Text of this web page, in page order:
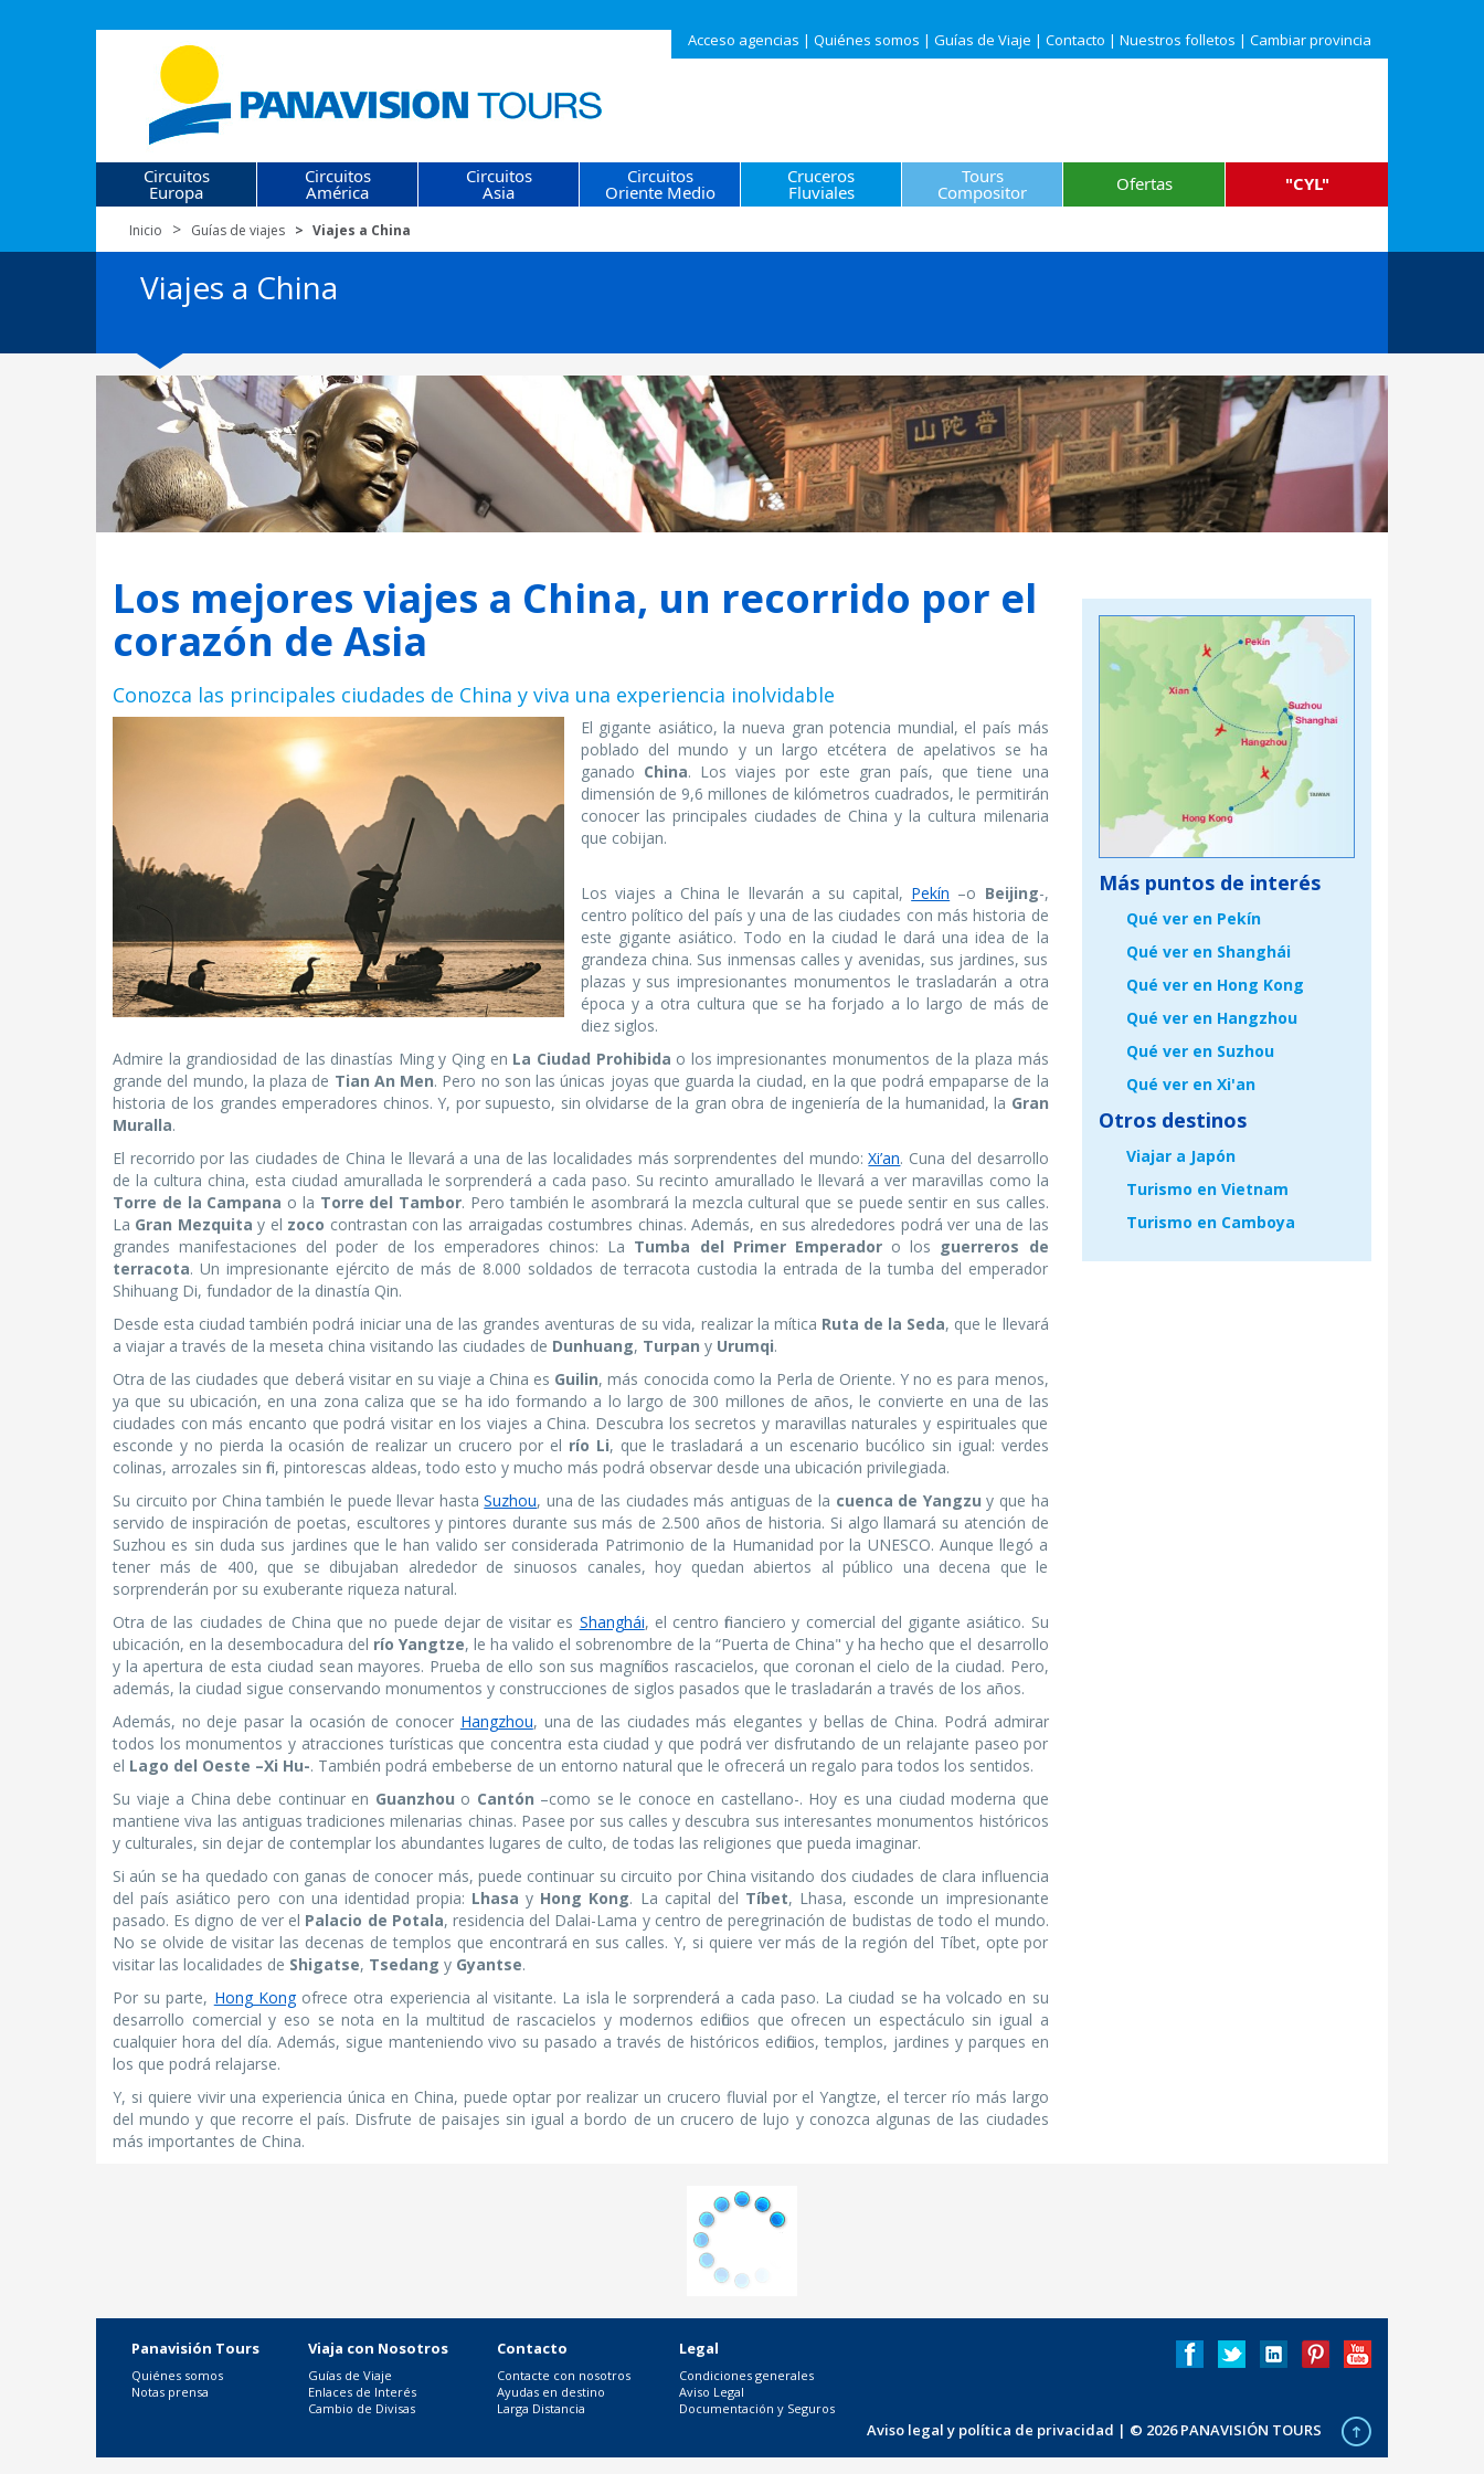
Acceso agencias | Quiénes somos | Guías de Viaje | Contacto | Nuestros folletos | Cambiar provincia
Circuitos
Europa
Circuitos
América
Circuitos
Asia
Circuitos
Oriente Medio
Cruceros
Fluviales
Tours
Compositor Ofertas "CYL"
Inicio Guías de viajes Viajes a China
Viajes a China
Los mejores viajes a China, un recorrido por el
corazón de Asia
Conozca las principales ciudades de China y viva una experiencia inolvidable
El gigante asiático, la nueva gran potencia mundial, el país más
poblado del mundo y un largo etcétera de apelativos se ha
ganado China. Los viajes por este gran país, que tiene una
dimensión de 9,6 millones de kilómetros cuadrados, le permitirán
conocer las principales ciudades de China y la cultura milenaria
que cobijan.
Los viajes a China le llevarán a su capital, Pekín –o Beijing-,
centro político del país y una de las ciudades con más historia de
este gigante asiático. Todo en la ciudad le dará una idea de la
grandeza china. Sus inmensas calles y avenidas, sus jardines, sus
plazas y sus impresionantes monumentos le trasladarán a otra
época y a otra cultura que se ha forjado a lo largo de más de
diez siglos.
Admire la grandiosidad de las dinastías Ming y Qing en La Ciudad Prohibida o los impresionantes monumentos de la plaza más
grande del mundo, la plaza de Tian An Men. Pero no son las únicas joyas que guarda la ciudad, en la que podrá empaparse de la
historia de los grandes emperadores chinos. Y, por supuesto, sin olvidarse de la gran obra de ingeniería de la humanidad, la Gran
Muralla.
El recorrido por las ciudades de China le llevará a una de las localidades más sorprendentes del mundo:Xi’an. Cuna del desarrollo
de la cultura china, esta ciudad amurallada le sorprenderá a cada paso. Su recinto amurallado le llevará a ver maravillas como la
Torre de la Campana o la Torre del Tambor. Pero también le asombrará la mezcla cultural que se puede sentir en sus calles.
La Gran Mezquita y el zoco contrastan con las arraigadas costumbres chinas. Además, en sus alrededores podrá ver una de las
grandes manifestaciones del poder de los emperadores chinos: La Tumba del Primer Emperadoro los guerreros de
terracota. Un impresionante ejército de más de 8.000 soldados de terracota custodia la entrada de la tumba del emperador
Shihuang Di, fundador de la dinastía Qin.
Desde esta ciudad también podrá iniciar una de las grandes aventuras de su vida, realizar la mítica Ruta de la Seda, que le llevará
a viajar a través de la meseta china visitando las ciudades de Dunhuang, Turpan y Urumqi.
Otra de las ciudades que deberá visitar en su viaje a China es Guilin, más conocida como la Perla de Oriente. Y no es para menos,
ya que su ubicación, en una zona caliza que se ha ido formando a lo largo de 300 millones de años, le convierte en una de las
ciudades con más encanto que podrá visitar en los viajes a China. Descubra los secretos y maravillas naturales y espirituales que
esconde y no pierda la ocasión de realizar un crucero por el río Li, que le trasladará a un escenario bucólico sin igual: verdes
colinas, arrozales sin fin, pintorescas aldeas, todo esto y mucho más podrá observar desde una ubicación privilegiada.
Su circuito por China también le puede llevar hastaSuzhou, una de las ciudades más antiguas de la cuenca de Yangzu y que ha
servido de inspiración de poetas, escultores y pintores durante sus más de 2.500 años de historia. Si algo llamará su atención de
Suzhou es sin duda sus jardines que le han valido ser considerada Patrimonio de la Humanidad por la UNESCO. Aunque llegó a
tener más de 400, que se dibujaban alrededor de sinuosos canales, hoy quedan abiertos al público una decena que le
sorprenderán por su exuberante riqueza natural.
Otra de las ciudades de China que no puede dejar de visitar es Shanghái, el centro financiero y comercial del gigante asiático. Su
ubicación, en la desembocadura del río Yangtze, le ha valido el sobrenombre de la “Puerta de China" y ha hecho que el desarrollo
y la apertura de esta ciudad sean mayores. Prueba de ello son sus magníficos rascacielos, que coronan el cielo de la ciudad. Pero,
además, la ciudad sigue conservando monumentos y construcciones de siglos pasados que le trasladarán a través de los años.
Además, no deje pasar la ocasión de conocer Hangzhou, una de las ciudades más elegantes y bellas de China. Podrá admirar
todos los monumentos y atracciones turísticas que concentra esta ciudad y que podrá ver disfrutando de un relajante paseo por
el Lago del Oeste –Xi Hu-. También podrá embeberse de un entorno natural que le ofrecerá un regalo para todos los sentidos.
Su viaje a China debe continuar en Guanzhou o Cantón –como se le conoce en castellano-. Hoy es una ciudad moderna que
mantiene viva las antiguas tradiciones milenarias chinas. Pasee por sus calles y descubra sus interesantes monumentos históricos
y culturales, sin dejar de contemplar los abundantes lugares de culto, de todas las religiones que pueda imaginar.
Si aún se ha quedado con ganas de conocer más, puede continuar su circuito por China visitando dos ciudades de clara influencia
del país asiático pero con una identidad propia: Lhasa y Hong Kong. La capital del Tíbet, Lhasa, esconde un impresionante
pasado. Es digno de ver el Palacio de Potala, residencia del Dalai-Lama y centro de peregrinación de budistas de todo el mundo.
No se olvide de visitar las decenas de templos que encontrará en sus calles. Y, si quiere ver más de la región del Tíbet, opte por
visitar las localidades de Shigatse, Tsedang y Gyantse.
Por su parte, Hong Kongofrece otra experiencia al visitante. La isla le sorprenderá a cada paso. La ciudad se ha volcado en su
desarrollo comercial y eso se nota en la multitud de rascacielos y modernos edificios que ofrecen un espectáculo sin igual a
cualquier hora del día. Además, sigue manteniendo vivo su pasado a través de históricos edificios, templos, jardines y parques en
los que podrá relajarse.
Y, si quiere vivir una experiencia única en China, puede optar por realizar un crucero fluvial por el Yangtze, el tercer río más largo
del mundo y que recorre el país. Disfrute de paisajes sin igual a bordo de un crucero de lujo y conozca algunas de las ciudades
más importantes de China.
Más puntos de interés
Qué ver en Pekín
Qué ver en Shanghái
Qué ver en Hong Kong
Qué ver en Hangzhou
Qué ver en Suzhou
Qué ver en Xi'an
Otros destinos
Viajar a Japón
Turismo en Vietnam
Turismo en Camboya
Panavisión Tours
Quiénes somos
Notas prensa
Viaja con Nosotros
Guías de Viaje
Enlaces de Interés
Cambio de Divisas
Contacto
Contacte con nosotros
Ayudas en destino
Larga Distancia
Legal
Condiciones generales
Aviso Legal
Documentación y Seguros
Aviso legal y política de privacidad | © 2026 PANAVISIÓN TOURS